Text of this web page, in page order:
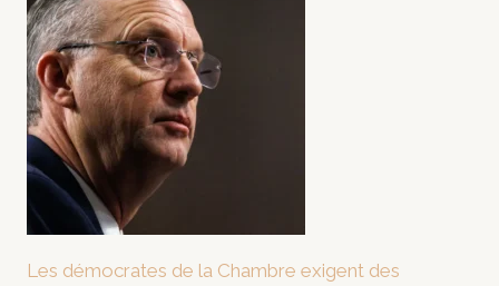
Les démocrates de la Chambre exigent des